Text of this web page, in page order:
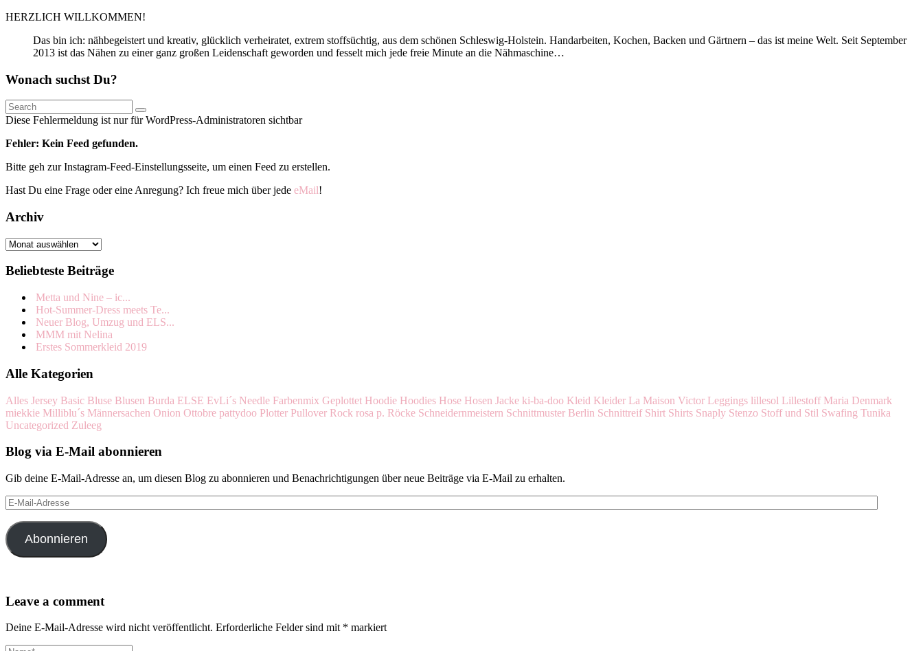
HERZLICH WILLKOMMEN!
Das bin ich: nähbegeistert und kreativ, glücklich verheiratet, extrem stoffsüchtig, aus dem schönen Schleswig-Holstein. Handarbeiten, Kochen, Backen und Gärtnern – das ist meine Welt. Seit September
2013 ist das Nähen zu einer ganz großen Leidenschaft geworden und fesselt mich jede freie Minute an die Nähmaschine…
Wonach suchst Du?
Search
Diese Fehlermeldung ist nur für WordPress-Administratoren sichtbar
Fehler: Kein Feed gefunden.
Bitte geh zur Instagram-Feed-Einstellungsseite, um einen Feed zu erstellen.
Hast Du eine Frage oder eine Anregung? Ich freue mich über jede eMail!
Archiv
Archiv
Beliebteste Beiträge
Metta und Nine – ic...
Hot-Summer-Dress meets Te...
Neuer Blog, Umzug und ELS...
MMM mit Nelina
Erstes Sommerkleid 2019
Alle Kategorien
Alles Jersey Basic Bluse Blusen Burda ELSE EvLi´s Needle Farbenmix Geplottet Hoodie Hoodies Hose Hosen Jacke ki-ba-doo Kleid Kleider La Maison Victor Leggings lillesol Lillestoff Maria Denmark
miekkie Milliblu´s Männersachen Onion Ottobre pattydoo Plotter Pullover Rock rosa p. Röcke Schneidernmeistern Schnittmuster Berlin Schnittreif Shirt Shirts Snaply Stenzo Stoff und Stil Swafing Tunika
Uncategorized Zuleeg
Blog via E-Mail abonnieren
Gib deine E-Mail-Adresse an, um diesen Blog zu abonnieren und Benachrichtigungen über neue Beiträge via E-Mail zu erhalten.
E-
Mail-
Adresse
Abonnieren
Leave a comment
Deine E-Mail-Adresse wird nicht veröffentlicht. Erforderliche Felder sind mit * markiert